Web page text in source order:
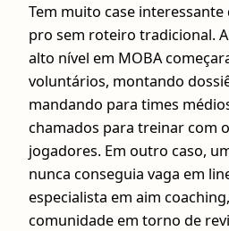
Tem muito case
pro sem roteiro tradicional.
alto nível em MOBA
voluntários, montando
mandando para times
chamados para treinar com
jogadores. Em outro caso,
nunca conseguia vaga em
especialista em aim
comunidade em torno de